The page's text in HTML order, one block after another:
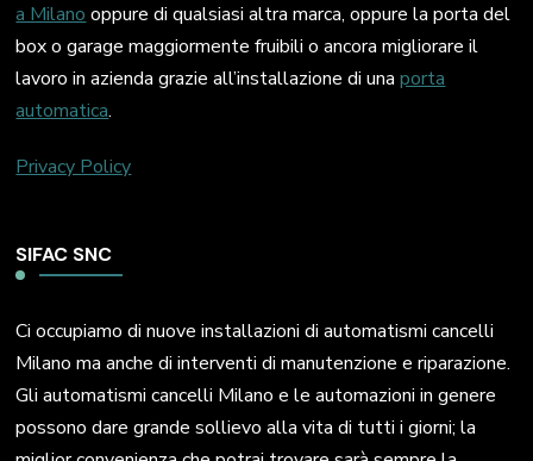
a Milano oppure di qualsiasi altra marca, oppure la porta del
box o garage maggiormente fruibili o ancora migliorare il
lavoro in azienda grazie all’installazione di unaporta
automatica.
Privacy Policy
SIFAC SNC
Ci occupiamo di nuove installazioni di automatismi cancelli
Milano ma anche di interventi di manutenzione e riparazione.
Gli automatismi cancelli Milano e le automazioni in genere
possono dare grande sollievo alla vita di tutti i giorni; la